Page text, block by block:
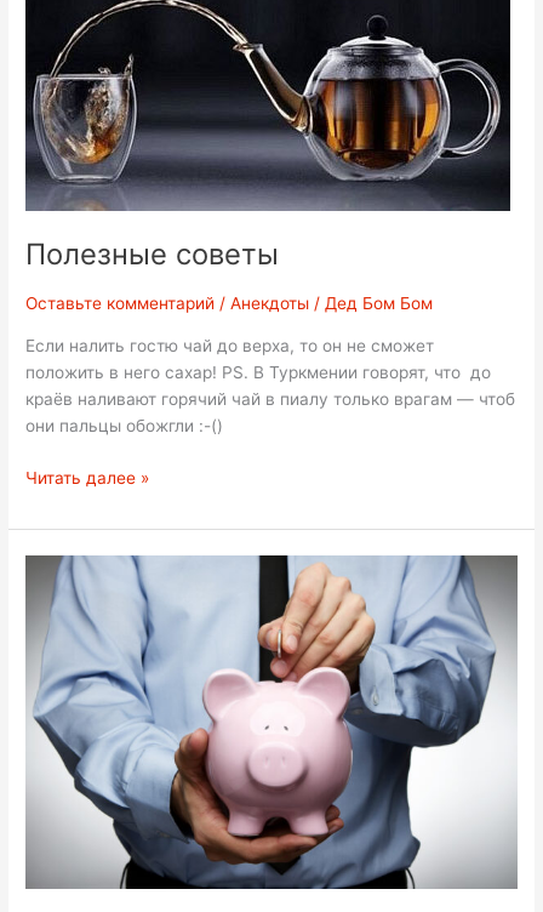
Полезные советы
Оставьте комментарий /Анекдоты /Дед Бом Бом
Если налить гостю чай до верха, то он не сможет
положить в него сахар! PS. В Туркмении говорят, что до
краёв наливают горячий чай в пиалу только врагам — чтоб
они пальцы обожгли :-()
Полезные
Читать далее »